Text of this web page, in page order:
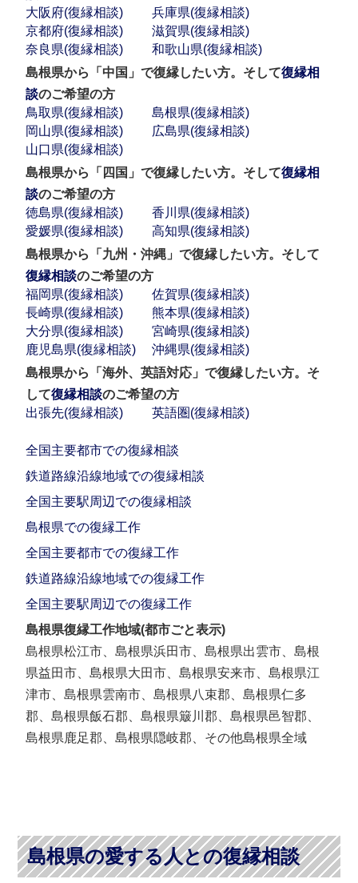
大阪府(復縁相談)
兵庫県(復縁相談)
京都府(復縁相談)
滋賀県(復縁相談)
奈良県(復縁相談)
和歌山県(復縁相談)
島根県から「中国」で復縁したい方。そして復縁相
談のご希望の方
鳥取県(復縁相談)
島根県(復縁相談)
岡山県(復縁相談)
広島県(復縁相談)
山口県(復縁相談)
島根県から「四国」で復縁したい方。そして復縁相
談のご希望の方
徳島県(復縁相談)
香川県(復縁相談)
愛媛県(復縁相談)
高知県(復縁相談)
島根県から「九州・沖縄」で復縁したい方。そして
復縁相談のご希望の方
福岡県(復縁相談)
佐賀県(復縁相談)
長崎県(復縁相談)
熊本県(復縁相談)
大分県(復縁相談)
宮崎県(復縁相談)
鹿児島県(復縁相談)
沖縄県(復縁相談)
島根県から「海外、英語対応」で復縁したい方。そ
して復縁相談のご希望の方
出張先(復縁相談)
英語圏(復縁相談)
全国主要都市での復縁相談
鉄道路線沿線地域での復縁相談
全国主要駅周辺での復縁相談
島根県での復縁工作
全国主要都市での復縁工作
鉄道路線沿線地域での復縁工作
全国主要駅周辺での復縁工作
島根県復縁工作地域(都市ごと表示)
島根県松江市、島根県浜田市、島根県出雲市、島根
県益田市、島根県大田市、島根県安来市、島根県江
津市、島根県雲南市、島根県八束郡、島根県仁多
郡、島根県飯石郡、島根県簸川郡、島根県邑智郡、
島根県鹿足郡、島根県隠岐郡、その他島根県全域
島根県の愛する人との復縁相談